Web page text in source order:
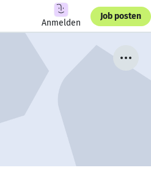
Anmelden
Job posten